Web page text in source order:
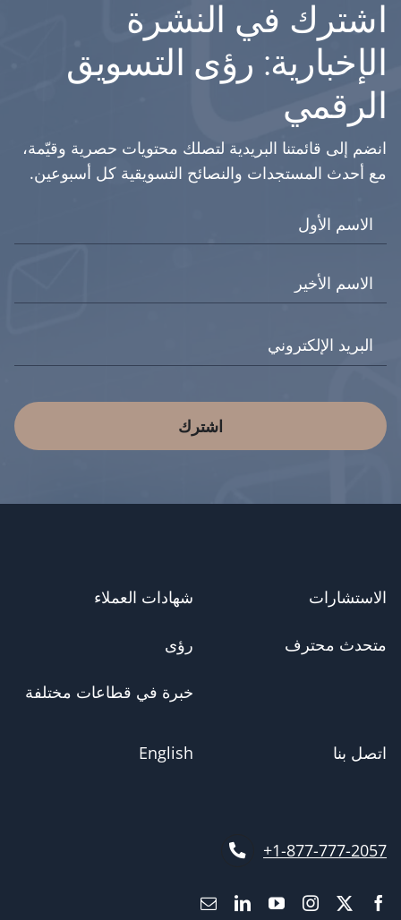
اشترك في النشرة
الإخبارية: رؤى التسويق
الرقمي
انضم إلى قائمتنا البريدية لتصلك محتويات حصرية وقيّمة،
مع أحدث المستجدات والنصائح التسويقية كل أسبوعين.
اشترك
الاستشارات
متحدث محترف
شهادات العملاء
رؤى
خبرة في قطاعات مختلفة
اتصل بنا English
1-877-777-2057+